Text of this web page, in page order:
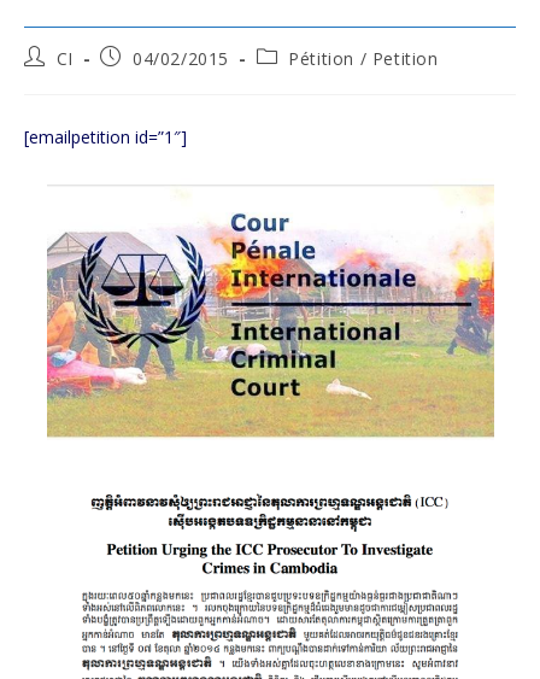
PostCI
Post04/02/2015
PostPétition / Petition
[emailpetition id=”1″]